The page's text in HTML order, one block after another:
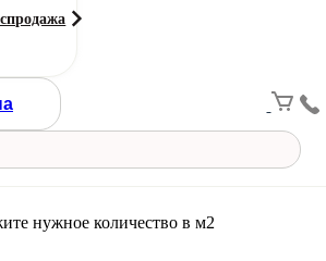
нужное количество в м2